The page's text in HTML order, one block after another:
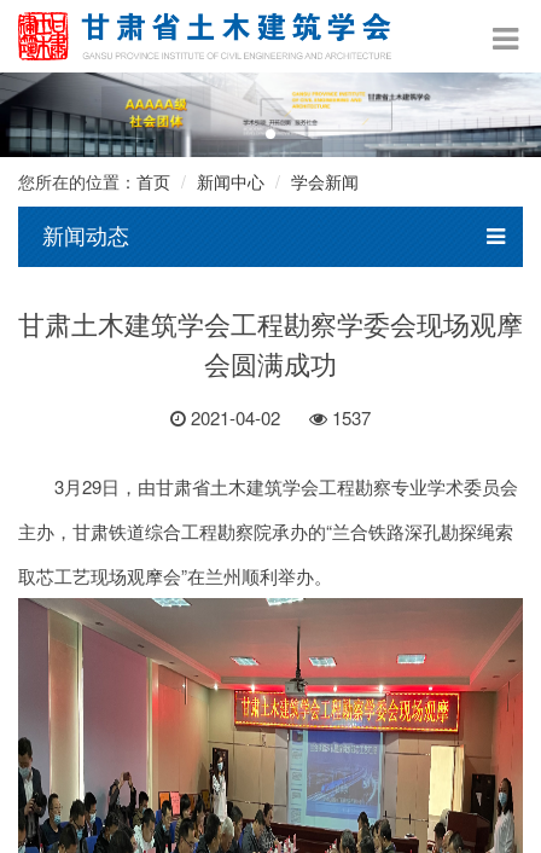
您所在的位置： 首页 新闻中心 学会新闻
新闻动态
甘肃土木建筑学会工程勘察学委会现场观摩
会圆满成功
2021-04-02 1537
3月29日，由甘肃省土木建筑学会工程勘察专业学术委员会
主办，甘肃铁道综合工程勘察院承办的“兰合铁路深孔勘探绳索
取芯工艺现场观摩会”在兰州顺利举办。